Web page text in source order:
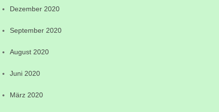
Dezember 2020
September 2020
August 2020
Juni 2020
März 2020